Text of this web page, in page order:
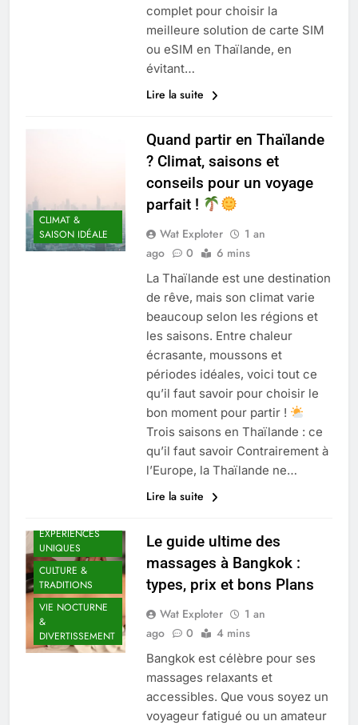
complet pour choisir la
meilleure solution de carte SIM
ou eSIM en Thaïlande, en
évitant…
Lire la suite
CLIMAT &
SAISON IDÉALE
Quand partir en Thaïlande
? Climat, saisons et
conseils pour un voyage
parfait !
Wat Exploter
1 an
ago
0 6 mins
La Thaïlande est une destination
de rêve, mais son climat varie
beaucoup selon les régions et
les saisons. Entre chaleur
écrasante, moussons et
périodes idéales, voici tout ce
qu’il faut savoir pour choisir le
bon moment pour partir !
Trois saisons en Thaïlande : ce
qu’il faut savoir Contrairement à
l’Europe, la Thaïlande ne…
Lire la suite
EXPÉRIENCES
UNIQUES
CULTURE &
TRADITIONS
VIE NOCTURNE
&
DIVERTISSEMENT
Le guide ultime des
massages à Bangkok :
types, prix et bons Plans
Wat Exploter
1 an
ago
0 4 mins
Bangkok est célèbre pour ses
massages relaxants et
accessibles. Que vous soyez un
voyageur fatigué ou un amateur